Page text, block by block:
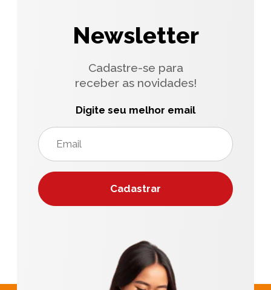
Newsletter
Cadastre-se para
receber as novidades!
Digite seu melhor email